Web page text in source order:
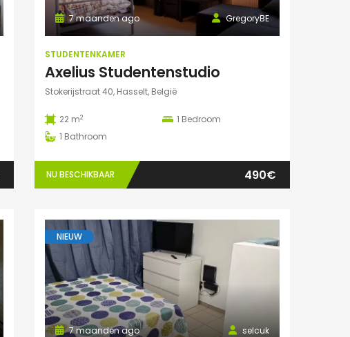
GregoryBE
7 maanden ago
STUDENTENKAMER
Axelius Studentenstudio
Stokerijstraat 40, Hasselt, België
22 m2 1 Bedroom
1 Bathroom
NU BESCHIKBAAR 490€
NIEUW
selcuk
7 maanden ago